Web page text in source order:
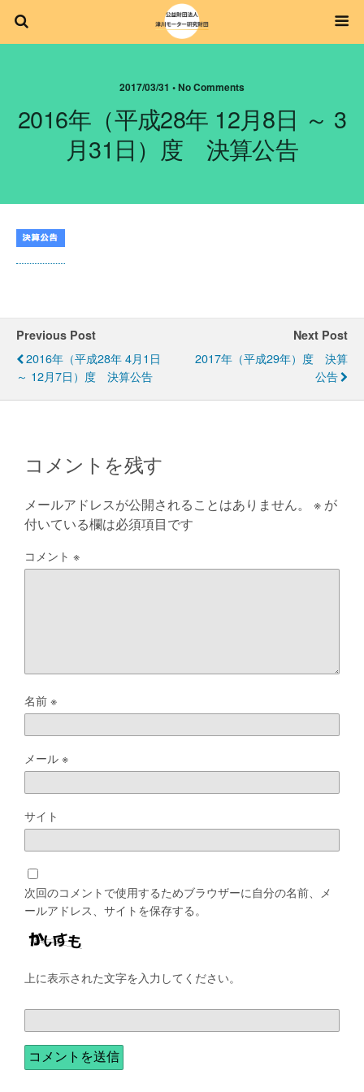
2017/03/31 • No Comments
2016年（平成28年 12月8日 ～ 3
月31日）度 決算公告
Previous Post
2016年（平成28年 4月1日
～ 12月7日）度 決算公告
Next Post
2017年（平成29年）度 決算
公告
コメントを残す
メールアドレスが公開されることはありません。 ※ が
付いている欄は必須項目です
コメント ※
名前※
メール※
サイト
次回のコメントで使用するためブラウザーに自分の名前、メ
ールアドレス、サイトを保存する。
上に表示された文字を入力してください。